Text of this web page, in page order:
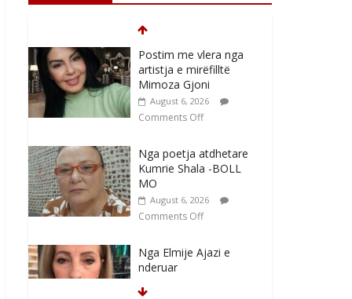
Postim me vlera nga
artistja e mirëfilltë
Mimoza Gjoni
August 6, 2026
Comments Off
Nga poetja atdhetare
Kumrie Shala -BOLL
MO
August 6, 2026
Comments Off
Nga Elmije Ajazi e
nderuar